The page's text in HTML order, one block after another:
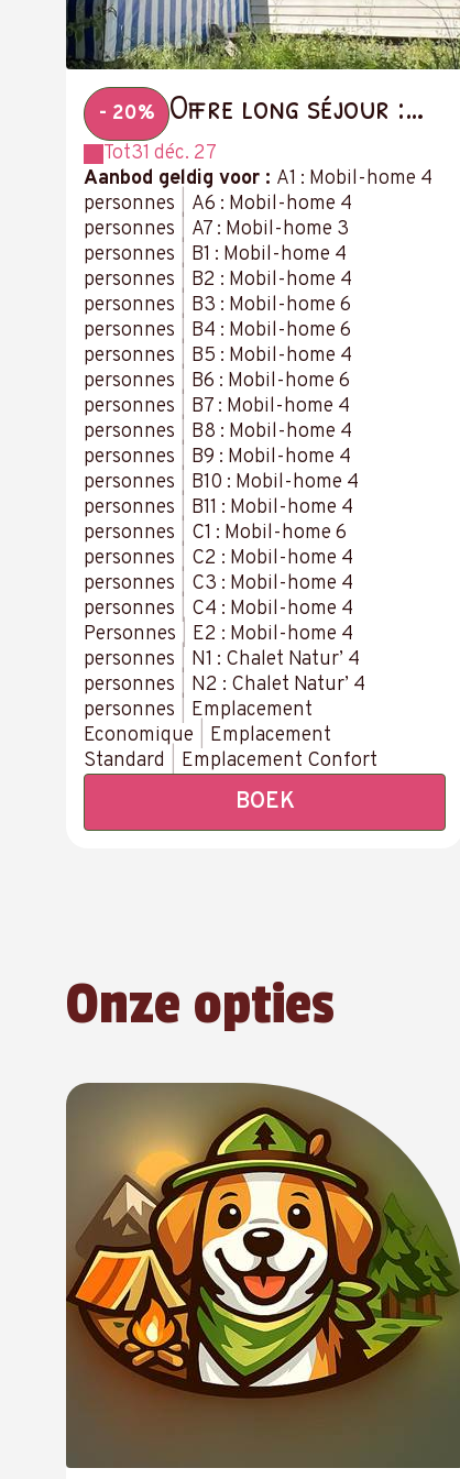
- 20%
Offre long séjour :
-20 % à partir de 14
nuits
Tot31 déc. 27
Aanbod geldig voor : A1 : Mobil-home 4
personnes
A6 : Mobil-home 4
personnes
A7 : Mobil-home 3
personnes
B1 : Mobil-home 4
personnes
B2 : Mobil-home 4
personnes
B3 : Mobil-home 6
personnes
B4 : Mobil-home 6
personnes
B5 : Mobil-home 4
personnes
B6 : Mobil-home 6
personnes
B7 : Mobil-home 4
personnes
B8 : Mobil-home 4
personnes
B9 : Mobil-home 4
personnes
B10 : Mobil-home 4
personnes
B11 : Mobil-home 4
personnes
C1 : Mobil-home 6
personnes
C2 : Mobil-home 4
personnes
C3 : Mobil-home 4
personnes
C4 : Mobil-home 4
Personnes
E2 : Mobil-home 4
personnes
N1 : Chalet Natur’ 4
personnes
N2 : Chalet Natur’ 4
personnes
Emplacement
Economique
Emplacement
Standard
Emplacement Confort
BOEK
Onze opties